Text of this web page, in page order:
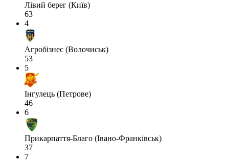
Лівий берег (Київ)
63
4
Агробізнес (Волочиськ)
53
5
Інгулець (Петрове)
46
6
Прикарпаття-Благо (Івано-Франківськ)
37
7